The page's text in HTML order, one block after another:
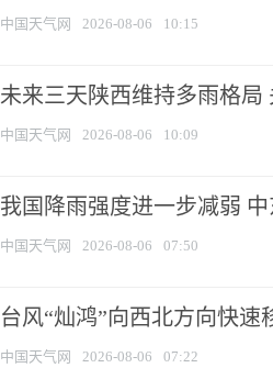
中国天气网 2026-08-06 10:15
未来三天陕西维持多雨格局
中国天气网 2026-08-06 10:09
我国降雨强度进一步减弱
中国天气网 2026-08-06 07:50
台风“灿鸿”向西北方向快
中国天气网 2026-08-06 07:22